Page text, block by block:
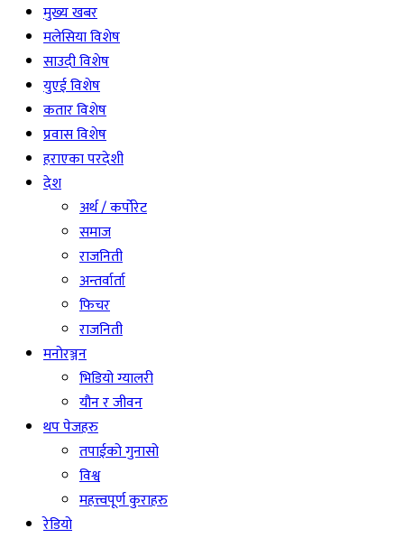
मुख्य खबर
मलेसिया विशेष
साउदी विशेष
युएई विशेष
कतार विशेष
प्रवास विशेष
हराएका परदेशी
देश
अर्थ / कर्पोरेट
समाज
राजनिती
अन्तर्वार्ता
फिचर
राजनिती
मनोरञ्जन
भिडियो ग्यालरी
यौन र जीवन
थप पेजहरु
तपाईको गुनासो
विश्व
महत्त्वपूर्ण कुराहरु
रेडियो